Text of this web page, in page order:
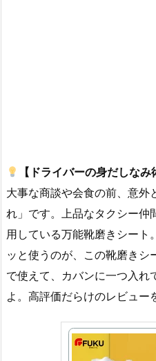
【ドライバーの身だしなみ
大事な商談や会食の前、意外
れ」です。上品なタクシー仲
用している万能靴磨きシート
ッと使うのが、この靴磨きシ
で使えて、カバンに一つ入れ
よ。高評価だらけのレビュー